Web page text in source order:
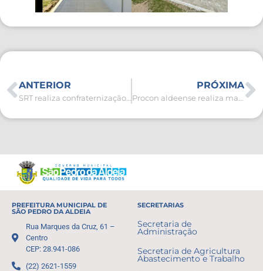
ANTERIOR PRÓXIMA
PREFEITURA MUNICIPAL DE
SÃO PEDRO DA ALDEIA
Rua Marques da Cruz, 61 –
Centro
CEP: 28.941-086
(22) 2621-1559
SECRETARIAS
Secretaria de
Administração
Secretaria de Agricultura
Abastecimento e Trabalho